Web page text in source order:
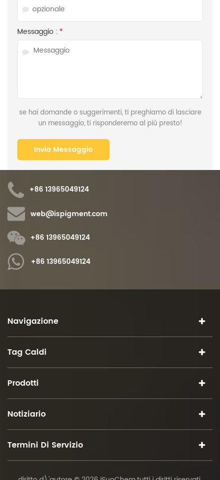
Messaggio : *
se hai domande o suggerimenti, ti preghiamo di lasciare
un messaggio, ti risponderemo al più presto!
+86 13965049124
web@ispigment.com
+86 13965049124
+86 13965049124
Navigazione
Tag Caldi
Prodotti
Notiziario
Termini Di Servizio